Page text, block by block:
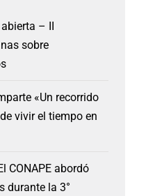
– II
sobre
«Un recorrido
vivir el tiempo en
CONAPE abordó
durante la 3°